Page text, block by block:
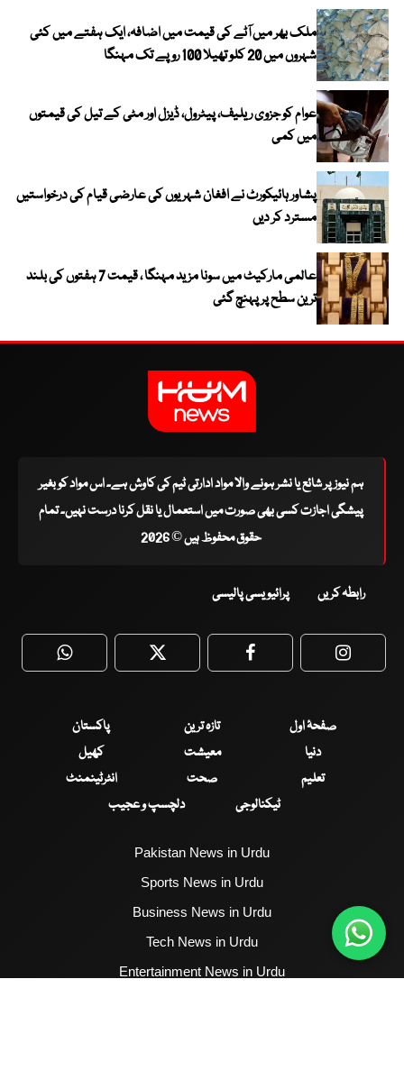
ملک بھر میں آٹے کی قیمت میں اضافہ، ایک ہفتے میں کئی
شہروں میں 20 کلو تھیلا 100 روپے تک مہنگا
عوام کو جزوی ریلیف، پیٹرول، ڈیزل اور مٹی کے تیل کی قیمتوں
میں کمی
پشاور ہائیکورٹ نے افغان شہریوں کی عارضی قیام کی درخواستیں
مسترد کر دیں
عالمی مارکیٹ میں سونا مزید مہنگا ، قیمت 7 ہفتوں کی بلند
ترین سطح پر پہنچ گئی
ہم نیوز پر شائع یا نشر ہونے والا مواد ادارتی ٹیم کی کاوش ہے۔ اس مواد کو بغیر
پیشگی اجازت کسی بھی صورت میں استعمال یا نقل کرنا درست نہیں۔ تمام
حقوق محفوظ ہیں © 2026
رابطہ کریں پرائیویسی پالیسی
WhatsApp Twitter Facebook
صفحۂ اول تازہ ترین
پاکستان
دنیا
معیشت
کھیل
تعلیم
صحت
انٹرٹینمنٹ
ٹیکنالوجی
دلچسپ و عجیب
Pakistan News in Urdu
Sports News in Urdu
Business News in Urdu
Tech News in Urdu
Entertainment News in Urdu